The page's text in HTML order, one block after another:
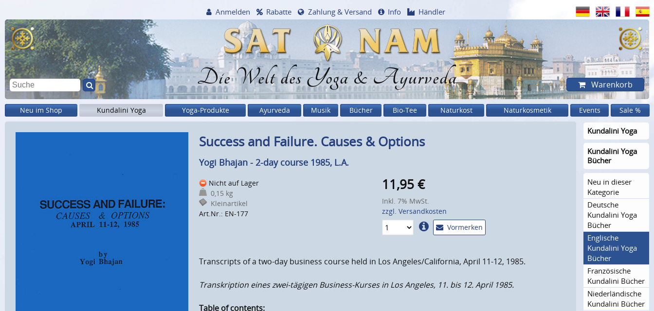
Die Welt des Yoga & Ayurveda
Anmelden Rabatte Zahlung & Versand Info Händler
Warenkorb
Neu im Shop Kundalini Yoga Yoga-Produkte Ayurveda Musik Bücher Bio-Tee Naturkost Naturkosmetik Events Sale %
Success and Failure. Causes & Options
Yogi Bhajan - 2-day course 1985, L.A.
Nicht auf Lager
0,15 kg
Kleinartikel
Art.Nr.: EN-177
11,95€
Inkl. 7% MwSt.
zzgl. Versandkosten
Vormerken
Transcripts of a two-day business course held in Los Angeles/California, April 11-12, 1985.
Transkription eines zwei-tägigen Business-Kurses in Los Angeles, 11. bis 12. April 1985.
Table of contents:
Kundalini Yoga
Kundalini Yoga
Bücher
Neu in dieser
Kategorie
Deutsche
Kundalini Yoga
Bücher
Englische
Kundalini Yoga
Bücher
Französische
Kundalini Bücher
Niederlän­dische
Kundalini Bücher